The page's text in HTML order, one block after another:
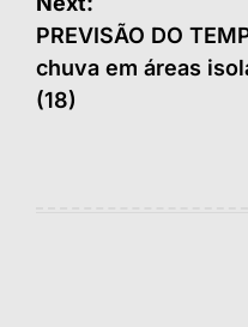
PREVISÃO DO
chuva em áreas
(18)